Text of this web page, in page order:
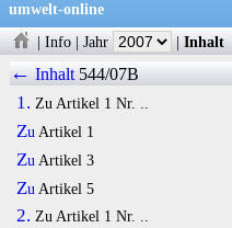
umwelt-online
| Info | Jahr | Inhalt
← Inhalt 544/07B
1. Zu Artikel 1 Nr. ..
Zu Artikel 1
Zu Artikel 3
Zu Artikel 5
2. Zu Artikel 1 Nr. ..